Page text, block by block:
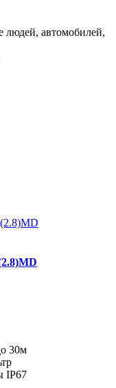
людей, автомобилей,
30м
IР67